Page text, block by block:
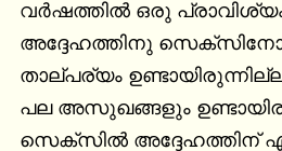
വർഷത്തിൽ ഒരു
അദ്ദേഹത്തിനു
താല്പര്യം
പല അസുഖങ്ങളും
സെക്സിൽ അദ്ദേഹത്തിന്